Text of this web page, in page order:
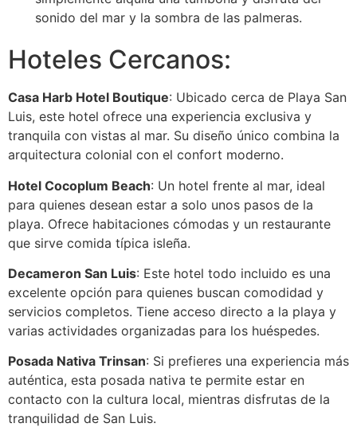
sonido del mar y la sombra de las palmeras.
Hoteles Cercanos:
Casa Harb Hotel Boutique: Ubicado cerca de Playa San
Luis, este hotel ofrece una experiencia exclusiva y
tranquila con vistas al mar. Su diseño único combina la
arquitectura colonial con el confort moderno.
Hotel Cocoplum Beach: Un hotel frente al mar, ideal
para quienes desean estar a solo unos pasos de la
playa. Ofrece habitaciones cómodas y un restaurante
que sirve comida típica isleña.
Decameron San Luis: Este hotel todo incluido es una
excelente opción para quienes buscan comodidad y
servicios completos. Tiene acceso directo a la playa y
varias actividades organizadas para los huéspedes.
Posada Nativa Trinsan: Si prefieres una experiencia más
auténtica, esta posada nativa te permite estar en
contacto con la cultura local, mientras disfrutas de la
tranquilidad de San Luis.